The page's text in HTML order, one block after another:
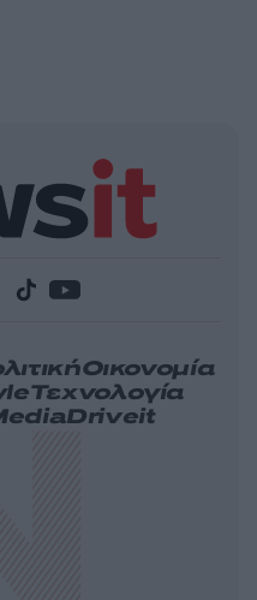
Οικονομία
Τεχνολογία
Driveit